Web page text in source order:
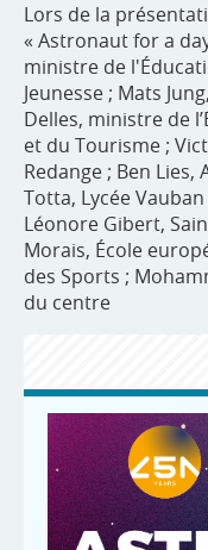
Lors de la
« Astronaut for a
ministre de
Jeunesse ; Mats
Delles, ministre de
et du Tourisme ;
Redange ; Ben Lies,
Totta, Lycée
Léonore Gibert,
Morais, École
des Sports ;
du centre